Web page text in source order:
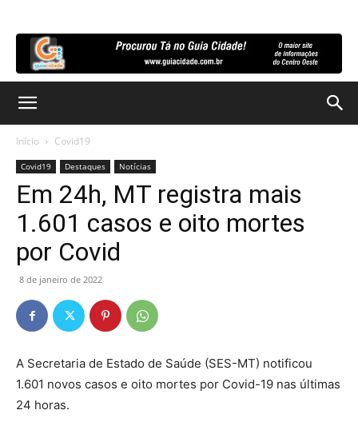
Início Covid19
Covid19 Destaques Notícias
Em 24h, MT registra mais
1.601 casos e oito mortes
por Covid
8 de janeiro de 2022
A Secretaria de Estado de Saúde (SES-MT) notificou
1.601 novos casos e oito mortes por Covid-19 nas últimas
24 horas.